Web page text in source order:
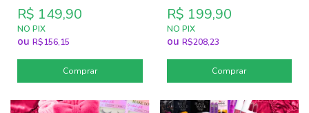
R$ 149,90
NO PIX
ou R$156,15
Comprar
R$ 199,90
NO PIX
ou R$208,23
Comprar